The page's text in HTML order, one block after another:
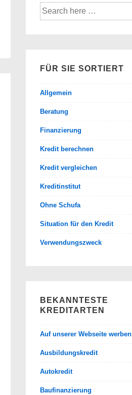
Suche
nach:
FÜR SIE SORTIERT
Allgemein
Beratung
Finanzierung
Kredit berechnen
Kredit vergleichen
Kreditinstitut
Ohne Schufa
Situation für den Kredit
Verwendungszweck
BEKANNTESTE
KREDITARTEN
Auf unserer Webseite werben
Ausbildungskredit
Autokredit
Baufinanzierung